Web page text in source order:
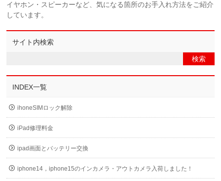
イヤホン・スピーカーなど、気になる箇所のお手入れ方法をご紹介
しています。
サイト内検索
INDEX一覧
ihoneSIMロック解除
iPad修理料金
ipad画面とバッテリー交換
iphone14，iphone15のインカメラ・アウトカメラ入荷しました！